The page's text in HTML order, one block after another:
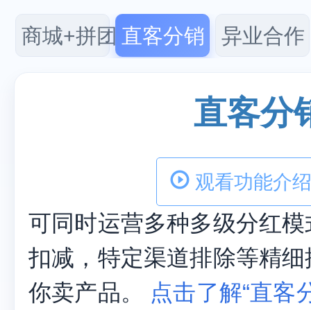
商城+拼团 直客分销 异业合作
直客分
观看功能介
可同时运营多种多级分红
扣减，特定渠道排除等精
你卖产品。
点击了解“直客